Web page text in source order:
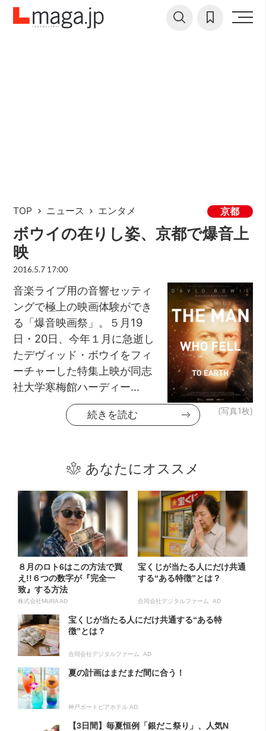
TOP ニュース エンタメ 京都
ボウイの在りし姿、京都で爆音上
映
2016.5.7 17:00
(写真1枚)
音楽ライブ用の音響セッティ
ングで極上の映画体験ができ
る「爆音映画祭」。５月19
日・20日、今年１月に急逝し
たデヴィッド・ボウイをフィ
ーチャーした特集上映が同志
社大学寒梅館ハーディー...
続きを読む
あなたにオススメ
８月のロト6はこの方法で買
え!!６つの数字が『完全一
致』する方法
株式会社MURA AD
宝くじが当たる人にだけ共通
する“ある特徴”とは？
合同会社デジタルファーム AD
宝くじが当たる人にだけ共通する“ある特
徴”とは？
合同会社デジタルファーム AD
夏の計画はまだまだ間に合う！
神戸ポートピアホテル AD
【3日間】毎夏恒例「銀だこ祭り」、人気N